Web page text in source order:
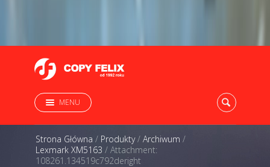
MENU
Strona Główna / Produkty/ Archiwum /
Lexmark XM5163 / Attachment:
108261.134519c792deright